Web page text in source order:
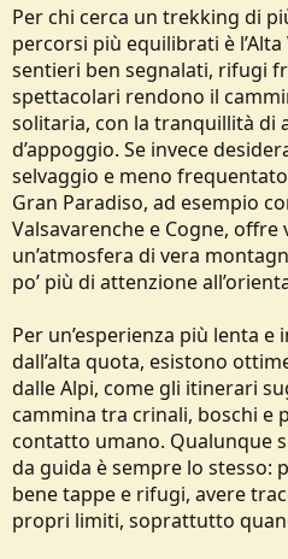
Per chi cerca un trekking di
percorsi più equilibrati è
sentieri ben segnalati, rifugi
spettacolari rendono il
solitaria, con la tranquillità di
d’appoggio. Se invece
selvaggio e meno
Gran Paradiso, ad esempio
Valsavarenche e Cogne,
un’atmosfera di vera
po’ più di attenzione
Per un’esperienza più lenta
dall’alta quota, esistono
dalle Alpi, come gli itinerari
cammina tra crinali, boschi e
contatto umano. Qualunque
da guida è sempre lo stesso:
bene tappe e rifugi, avere
propri limiti, soprattutto